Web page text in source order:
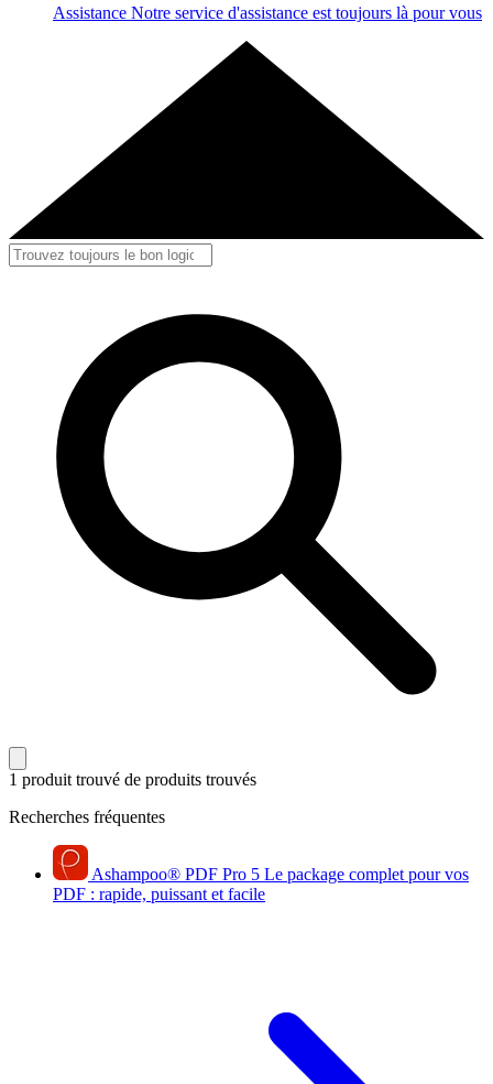
Assistance Notre service d'assistance est toujours là pour vous
1 produit trouvé de produits trouvés
Recherches fréquentes
Ashampoo® PDF Pro 5 Le package complet pour vos
PDF : rapide, puissant et facile